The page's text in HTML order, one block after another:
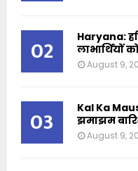
02
Haryana:
लाभार्थियों
August 9,
03
Kal Ka
झमाझम
August 9,